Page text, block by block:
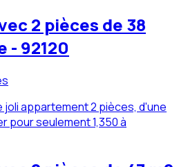
2 pièces de 38
- 92120
appartement 2 pièces, d'une
pour seulement 1,350 à